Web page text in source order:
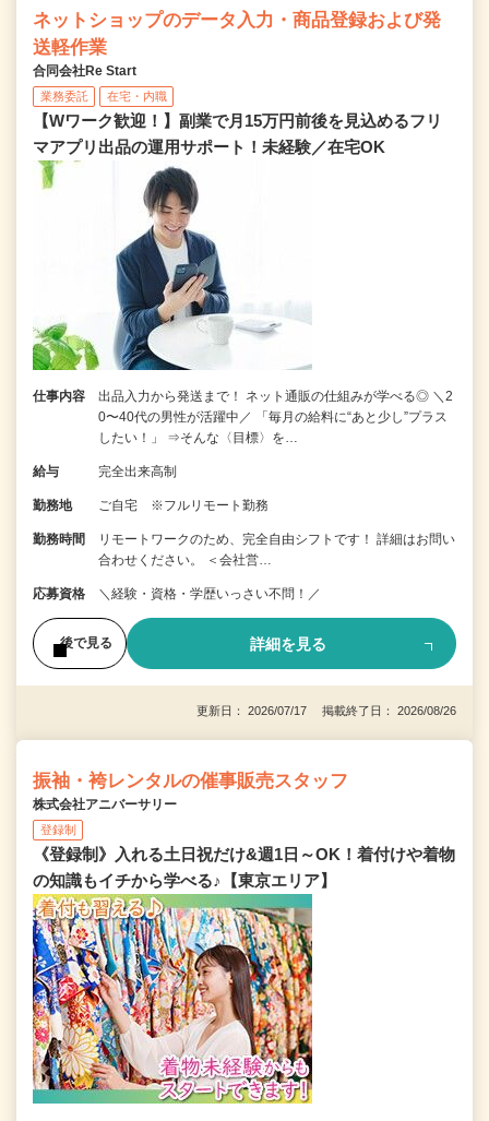
ネットショップのデータ入力・商品登録および発
送軽作業
合同会社Re Start
業務委託 在宅・内職
【Wワーク歓迎！】副業で月15万円前後を見込めるフリ
マアプリ出品の運用サポート！未経験／在宅OK
仕事内容
出品入力から発送まで！ ネット通販の仕組みが学べる◎ ＼2
0〜40代の男性が活躍中／ 「毎月の給料に“あと少し”プラス
したい！」 ⇒そんな〈目標〉を…
給与 完全出来高制
勤務地 ご自宅 ※フルリモート勤務
勤務時間
リモートワークのため、完全自由シフトです！ 詳細はお問い
合わせください。 ＜会社営…
応募資格 ＼経験・資格・学歴いっさい不問！／
後で見る 詳細を見る
更新日： 2026/07/17 掲載終了日： 2026/08/26
振袖・袴レンタルの催事販売スタッフ
株式会社アニバーサリー
登録制
《登録制》入れる土日祝だけ&週1日～OK！着付けや着物
の知識もイチから学べる♪【東京エリア】